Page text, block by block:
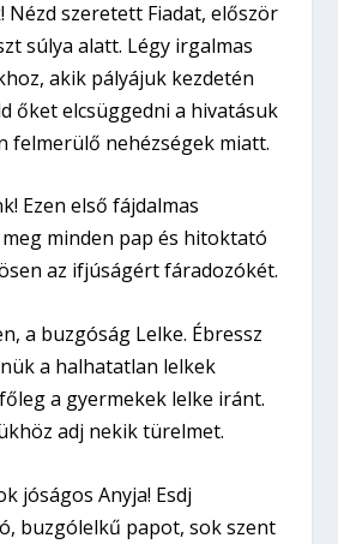
Nézd szeretett Fiadat, először
súlya alatt. Légy irgalmas
akik pályájuk kezdetén
őket elcsüggedni a hivatásuk
felmerülő nehézségek miatt.
Ezen első fájdalmas
minden pap és hitoktató
az ifjúságért fáradozókét.
a buzgóság Lelke. Ébressz
a halhatatlan lelkek
a gyermekek lelke iránt.
adj nekik türelmet.
jóságos Anyja! Esdj
buzgólelkű papot, sok szent